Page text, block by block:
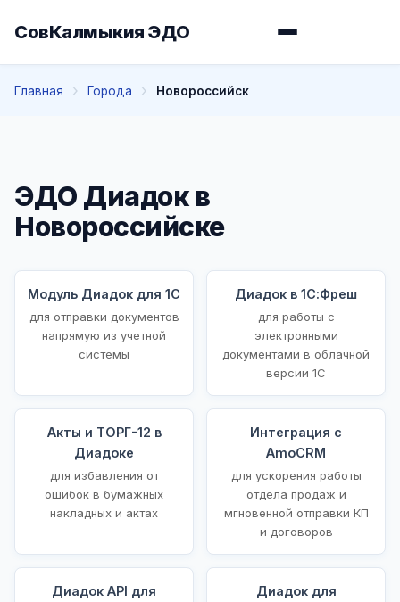
СовКалмыкия ЭДО
Главная Города Новороссийск
ЭДО Диадок в
Новороссийске
Модуль Диадок для 1С
для отправки документов
напрямую из учетной
системы
Диадок в 1С:Фреш
для работы с
электронными
документами в облачной
версии 1С
Акты и ТОРГ-12 в
Диадоке
для избавления от
ошибок в бумажных
накладных и актах
Интеграция с
AmoCRM
для ускорения работы
отдела продаж и
мгновенной отправки КП
и договоров
Диадок API для
Диадок для